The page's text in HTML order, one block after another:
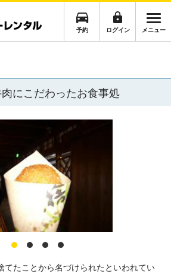
予約 ログイン メニュー
にこだわったお食事処
てたことから名づけられたといわれてい